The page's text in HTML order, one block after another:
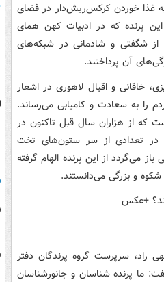
به غذا خوردن کرکس‌ریش‌دار در فضای
پرنده که در ادبیات کهن همای
از شگفتی و شادمانی در شبکه‌های
آن پرداختند.
خاقانی و اقبال لاهوری در اشعار
را به سعادت و کامیابی می‌رساند.
که از هزاران سال قبل تاکنون در
در تعدادی از سر ستون‌های تخت
دوره هخامنشی باز می‌گردد از این پرنده الهام گرفته
و بزرگی می‌دانستند.
راد، سرپرست گروه پرندگان دفتر
ما پرنده شناسان و جانورشناسان